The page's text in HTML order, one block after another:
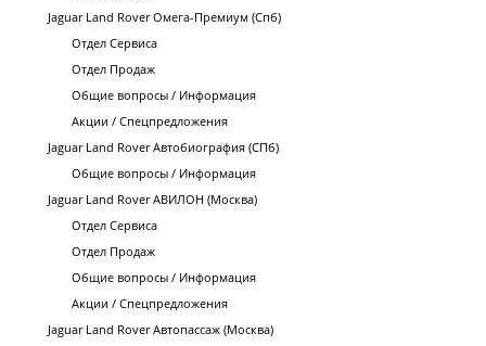
Jaguar Land Rover Омега-Премиум (Спб)
Отдел Сервиса
Отдел Продаж
Общие вопросы / Информация
Акции / Спецпредложения
Jaguar Land Rover Автобиография (СПб)
Общие вопросы / Информация
Jaguar Land Rover АВИЛОН (Москва)
Отдел Сервиса
Отдел Продаж
Общие вопросы / Информация
Акции / Спецпредложения
Jaguar Land Rover Автопассаж (Москва)